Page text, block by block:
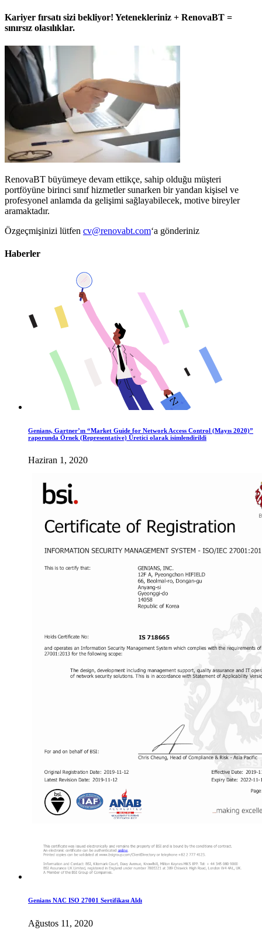
Kariyer fırsatı sizi bekliyor! Yetenekleriniz + RenovaBT =
sınırsız olasılıklar.
RenovaBT büyümeye devam ettikçe, sahip olduğu müşteri
portföyüne birinci sınıf hizmetler sunarken bir yandan kişisel ve
profesyonel anlamda da gelişimi sağlayabilecek, motive bireyler
aramaktadır.
Özgeçmişinizi lütfen cv@renovabt.com‘a gönderiniz
Haberler
Genians, Gartner’ın “Market Guide for Network Access Control (Mayıs 2020)”
raporunda Örnek (Representative) Üretici olarak isimlendirildi
Haziran 1, 2020
Genians NAC ISO 27001 Sertifikası Aldı
Ağustos 11, 2020